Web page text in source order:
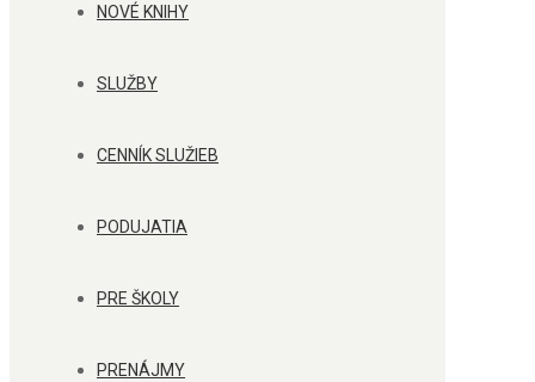
NOVÉ KNIHY
SLUŽBY
CENNÍK SLUŽIEB
PODUJATIA
PRE ŠKOLY
PRENÁJMY